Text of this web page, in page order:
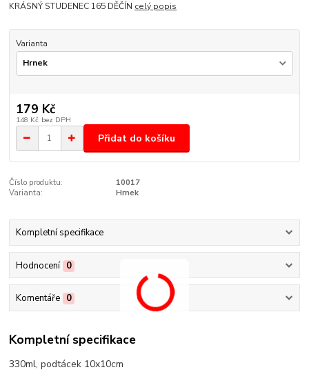
KRÁSNÝ STUDENEC 165 DĚČÍN celý popis
Varianta
179 Kč
148 Kč bez DPH
Přidat do košíku
Číslo produktu:
10017
Varianta:
Hrnek
Kompletní specifikace
Hodnocení 0
Komentáře 0
Kompletní specifikace
330ml, podtácek 10x10cm